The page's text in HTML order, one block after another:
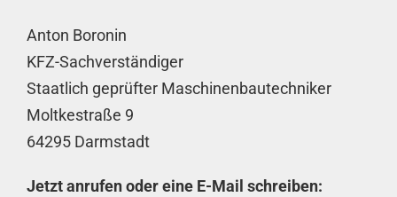
Anton Boronin
KFZ-Sachverständiger
Staatlich geprüfter Maschinenbautechniker
Moltkestraße 9
64295 Darmstadt
Jetzt anrufen oder eine E-Mail schreiben: